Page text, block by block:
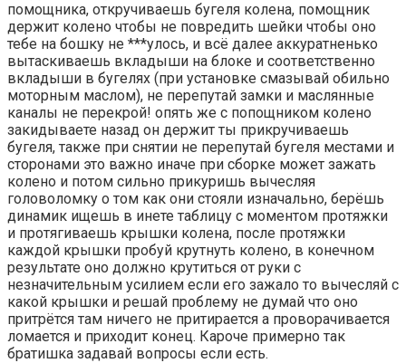
помощника, откручиваешь бугеля колена, помощник
держит колено чтобы не повредить шейки чтобы оно
тебе на бошку не ***улось, и всё далее аккуратненько
вытаскиваешь вкладыши на блоке и соответственно
вкладыши в бугелях (при установке смазывай обильно
моторным маслом), не перепутай замки и маслянные
каналы не перекрой! опять же с попощником колено
закидываете назад он держит ты прикручиваешь
бугеля, также при снятии не перепутай бугеля местами и
сторонами это важно иначе при сборке может зажать
колено и потом сильно прикуришь вычесляя
головоломку о том как они стояли изначально, берёшь
динамик ищешь в инете таблицу с моментом протяжки
и протягиваешь крышки колена, после протяжки
каждой крышки пробуй крутнуть колено, в конечном
результате оно должно крутиться от руки с
незначительным усилием если его зажало то вычесляй с
какой крышки и решай проблему не думай что оно
притрётся там ничего не притирается а проворачивается
ломается и приходит конец. Кароче примерно так
братишка задавай вопросы если есть.